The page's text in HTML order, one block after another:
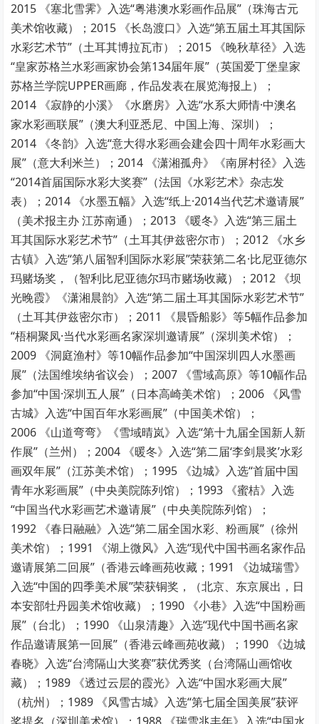
2015 《塞北雪霁》入选“粤港澳水彩画作品展”（珠海古元
美术馆收藏）；2015 《长岛渡口》入选“第五届土耳其国际
水彩艺术节”（土耳其博拉瓦市）；2015 《晚秋草径》入选
“皇家苏格兰水彩画家协会第134届年展”（英国爱丁堡皇家
苏格兰学院UPPER画廊，作品发表在展览海报上）；
2014 《寂静的小溪》《水磨房》入选“水系大师情·中澳名
家水彩画联展”（澳大利亚悉尼、中国上海、深圳）；
2014 《冬韵》入选“意大得水彩画会建会四十周年水彩画大
展”（意大利米兰）；2014 《潇湘孤舟》《南屏村径》入选
“2014首届国际水彩大奖赛”（法国《水彩艺术》杂志发
表）；2014 《水墨五幅》入选“纸上·2014当代艺术邀请展”
（美术报主办 江苏南通）；2013 《暖冬》入选“第三届土
耳其国际水彩艺术节”（土耳其伊兹密尔市）；2012 《水乡
古镇》入选“第八届智利国际水彩展”荣获第二名·比尼亚德尔
玛赌场奖，（智利比尼亚德尔玛市赌场收藏）；2012 《坝
光晚霞》《潇湘晨韵》入选“第二届土耳其国际水彩艺术节”
（土耳其伊兹密尔市）；2011 《晨昏船影》等5幅作品参加
“梧桐聚凤·当代水彩画名家深圳邀请展”（深圳美术馆）；
2009 《洞庭渔村》等10幅作品参加“中国深圳四人水墨画
展”（法国维埃纳省议会）；2007 《雪域高原》等10幅作品
参加“中国·深圳五人展”（日本高崎美术馆）；2006 《风雪
古城》入选“中国百年水彩画展”（中国美术馆）；
2006 《山道弯弯》《雪域晴岚》入选“第十九届全国新人新
作展”（兰州）；2004 《暖冬》入选“第二届‘李剑晨奖’水彩
画双年展”（江苏美术馆）；1995 《边城》入选“首届中国
青年水彩画展”（中央美院陈列馆）；1993 《蜜桔》入选
“中国当代水彩画艺术邀请展”（中央美院陈列馆）；
1992 《春日融融》入选“第二届全国水彩、粉画展”（徐州
美术馆）；1991 《湖上微风》入选“现代中国书画名家作品
邀请展第二回展”（香港云峰画苑收藏；1991 《边城瑞雪》
入选“中国的四季美术展”荣获铜奖，（北京、东京展出，日
本安部牡丹园美术馆收藏）；1990 《小巷》入选“中国粉画
展”（台北）；1990 《山泉清趣》入选“现代中国书画名家
作品邀请展第一回展”（香港云峰画苑收藏）；1990 《边城
春晓》入选“台湾隔山大奖赛”获优秀奖（台湾隔山画馆收
藏）；1989 《透过云层的霞光》入选“中国水彩画大展”
（杭州）；1989 《风雪古城》入选“第七届全国美展”获评